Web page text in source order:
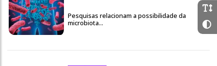
Pesquisas relacionam a possibilidade da
microbiota...